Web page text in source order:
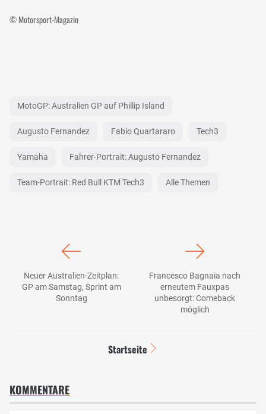
© Motorsport-Magazin
MotoGP: Australien GP auf Phillip Island
Augusto Fernandez Fabio Quartararo Tech3
Yamaha Fahrer-Portrait: Augusto Fernandez
Team-Portrait: Red Bull KTM Tech3 Alle Themen
Neuer Australien-Zeitplan:
GP am Samstag, Sprint am
Sonntag
Francesco Bagnaia nach
erneutem Fauxpas
unbesorgt: Comeback
möglich
Startseite
KOMMENTARE